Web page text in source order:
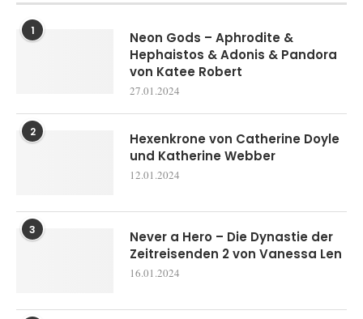
1
Neon Gods – Aphrodite &
Hephaistos & Adonis & Pandora
von Katee Robert
27.01.2024
2
Hexenkrone von Catherine Doyle
und Katherine Webber
12.01.2024
3
Never a Hero – Die Dynastie der
Zeitreisenden 2 von Vanessa Len
16.01.2024